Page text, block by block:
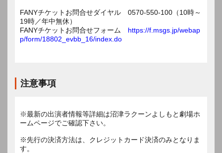
FANYチケットお問合せダイヤル 0570-550-100（10時～
19時／年中無休）
FANYチケットお問合せフォーム https://f.msgs.jp/webap
p/form/18802_evbb_16/index.do
注意事項
※最新の出演者情報等詳細は沼津ラクーンよしもと劇場ホ
ームページでご確認下さい。
※先行の決済方法は、クレジットカード決済のみとなりま
す。